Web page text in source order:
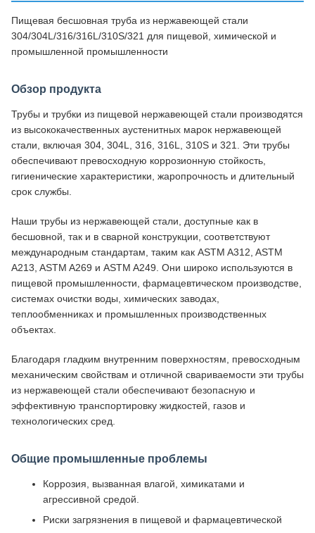
Пищевая бесшовная труба из нержавеющей стали
304/304L/316/316L/310S/321 для пищевой, химической и
промышленной промышленности
Обзор продукта
Трубы и трубки из пищевой нержавеющей стали производятся
из высококачественных аустенитных марок нержавеющей
стали, включая 304, 304L, 316, 316L, 310S и 321. Эти трубы
обеспечивают превосходную коррозионную стойкость,
гигиенические характеристики, жаропрочность и длительный
срок службы.
Наши трубы из нержавеющей стали, доступные как в
бесшовной, так и в сварной конструкции, соответствуют
международным стандартам, таким как ASTM A312, ASTM
A213, ASTM A269 и ASTM A249. Они широко используются в
пищевой промышленности, фармацевтическом производстве,
системах очистки воды, химических заводах,
теплообменниках и промышленных производственных
объектах.
Благодаря гладким внутренним поверхностям, превосходным
механическим свойствам и отличной свариваемости эти трубы
из нержавеющей стали обеспечивают безопасную и
эффективную транспортировку жидкостей, газов и
технологических сред.
Общие промышленные проблемы
Коррозия, вызванная влагой, химикатами и
агрессивной средой.
Риски загрязнения в пищевой и фармацевтической